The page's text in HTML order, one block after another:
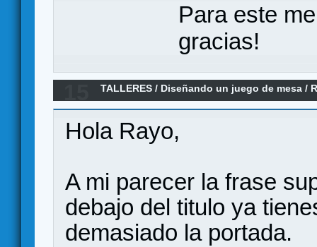
Para este
gracias!
TALLERES / Diseñando un juego de mesa /
Hola Rayo,
A mi parecer la frase
debajo del titulo ya
demasiado la portada.